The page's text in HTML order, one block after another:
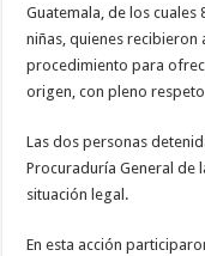
Guatemala, de los cuales
niñas, quienes recibieron
procedimiento para
origen, con pleno
Las dos personas
Procuraduría General de
situación legal.
En esta acción